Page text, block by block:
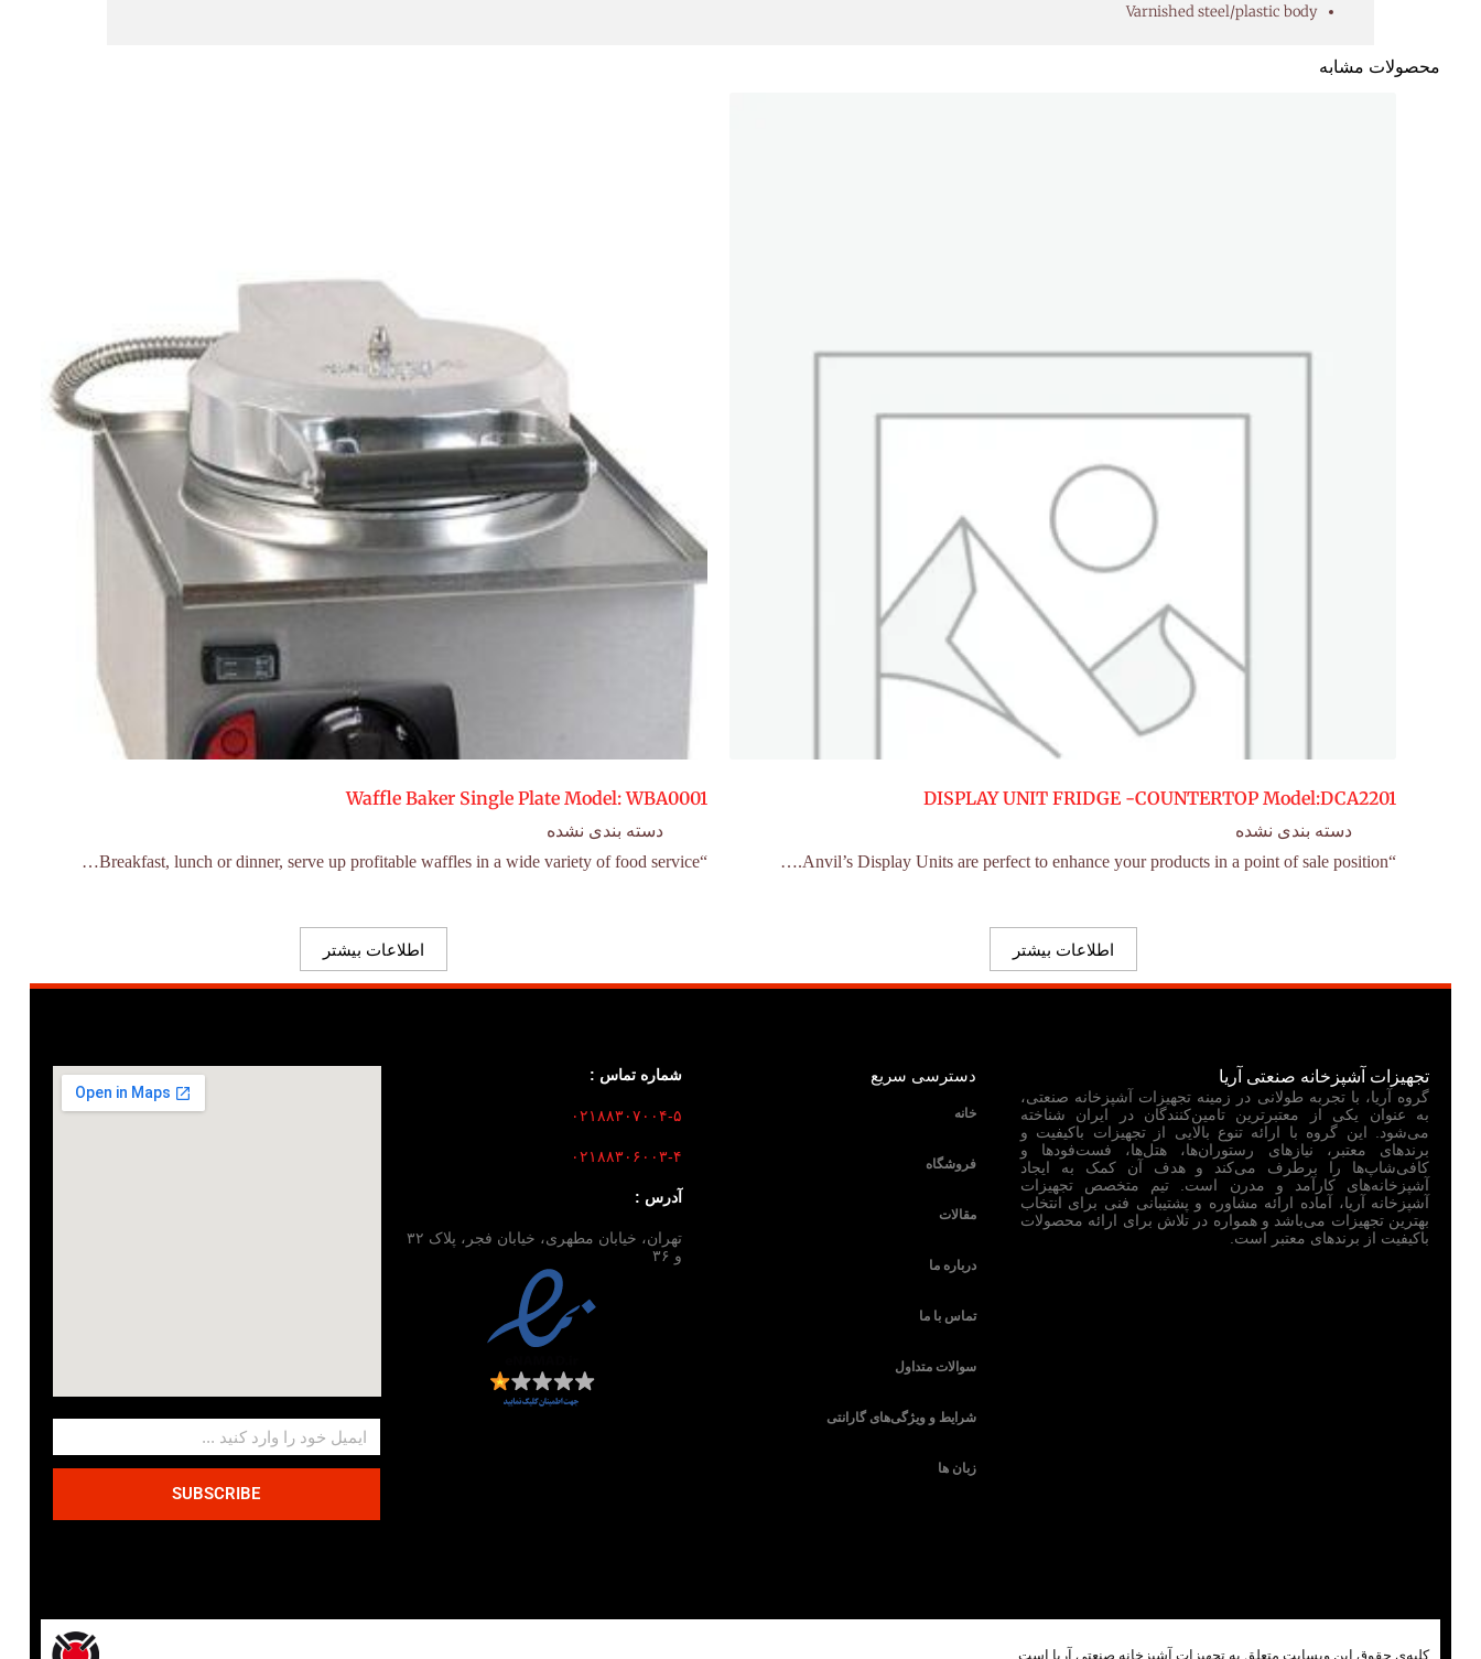
Varnished steel/plastic body
محصولات مشابه
DISPLAY UNIT FRIDGE -COUNTERTOP Model:DCA2201
دسته بندی نشده
“Anvil’s Display Units are perfect to enhance your products in a point of sale position.…
اطلاعات بیشتر
Waffle Baker Single Plate Model: WBA0001
دسته بندی نشده
“Breakfast, lunch or dinner, serve up profitable waffles in a wide variety of food service…
اطلاعات بیشتر
تجهیزات آشپزخانه صنعتی آریا
گروه آریا، با تجربه طولانی در زمینه تجهیزات آشپزخانه صنعتی،
به عنوان یکی از معتبرترین تامین‌کنندگان در ایران شناخته
می‌شود. این گروه با ارائه تنوع بالایی از تجهیزات باکیفیت و
برندهای معتبر، نیازهای رستوران‌ها، هتل‌ها، فست‌فودها و
کافی‌شاپ‌ها را برطرف می‌کند و هدف آن کمک به ایجاد
آشپزخانه‌های کارآمد و مدرن است. تیم متخصص تجهیزات
آشپزخانه آریا، آماده ارائه مشاوره و پشتیبانی فنی برای انتخاب
بهترین تجهیزات می‌باشد و همواره در تلاش برای ارائه محصولات
باکیفیت از برندهای معتبر است.
دسترسی سریع
خانه
فروشگاه
مقالات
درباره ما
تماس با ما
سوالات متداول
شرایط و ویژگی‌های گارانتی
زبان ها
شماره تماس :
۰۲۱۸۸۳۰۷۰۰۴-۵
۰۲۱۸۸۳۰۶۰۰۳-۴
آدرس :
تهران، خیابان مطهری، خیابان فجر، پلاک ۳۲
و ۳۶
SUBSCRIBE
کلیه‌ی حقوق این وبسایت متعلق به تجهیزات آشپزخانه صنعتی آریا است.